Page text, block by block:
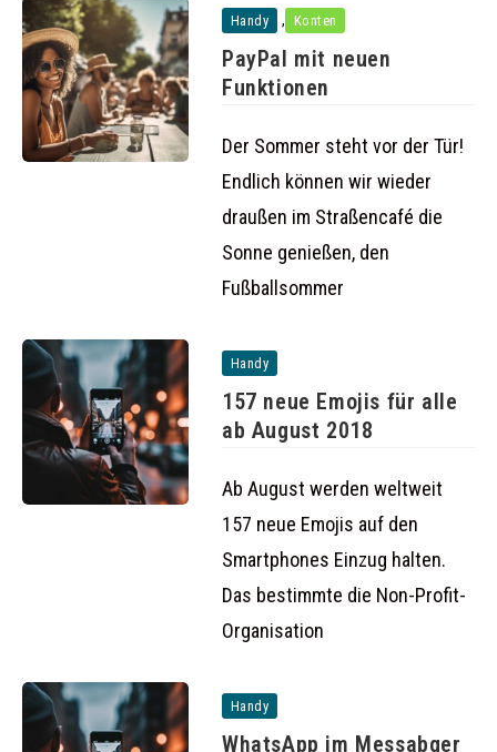
Handy , Konten
PayPal mit neuen
Funktionen
Der Sommer steht vor der Tür!
Endlich können wir wieder
draußen im Straßencafé die
Sonne genießen, den
Fußballsommer
Handy
157 neue Emojis für alle
ab August 2018
Ab August werden weltweit
157 neue Emojis auf den
Smartphones Einzug halten.
Das bestimmte die Non-Profit-
Organisation
Handy
WhatsApp im Messabger